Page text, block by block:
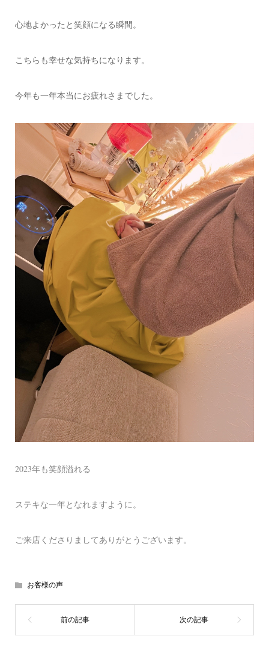
心地よかったと笑顔になる瞬間。
こちらも幸せな気持ちになります。
今年も一年本当にお疲れさまでした。
2023年も笑顔溢れる
ステキな一年となれますように。
ご来店くださりましてありがとうございます。
お客様の声